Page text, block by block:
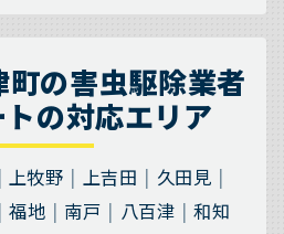
町の害虫駆除業者
の対応エリア
上牧野 上吉田
久田見
福地 南戸 八百津 和知